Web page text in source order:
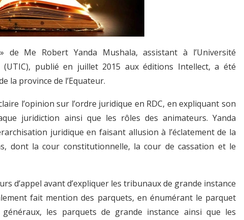
» de Me Robert Yanda Mushala, assistant à l’Université
publié en juillet 2015 aux éditions Intellect, a été
la province de l’Equateur.
l’opinion sur l’ordre juridique en RDC, en expliquant son
juridiction ainsi que les rôles des animateurs. Yanda
juridique en faisant allusion à l’éclatement de la
dont la cour constitutionnelle, la cour de cassation et le
d’appel avant d’expliquer les tribunaux de grande instance
fait mention des parquets, en énumérant le parquet
les parquets de grande instance ainsi que les